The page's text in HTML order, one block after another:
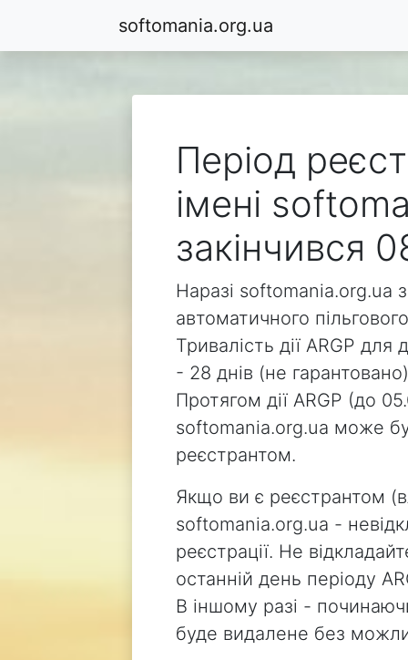
softomania.org.ua
Період
імені
закінчився
Наразі softomania.org.ua
автоматичного
Тривалість дії ARGP
- 28 днів (не
Протягом дії ARGP (до
softomania.org.ua може
реєстрантом.
Якщо ви є реєстрантом
softomania.org.ua -
реєстрації. Не
останній день періоду
В іншому разі -
буде видалене без